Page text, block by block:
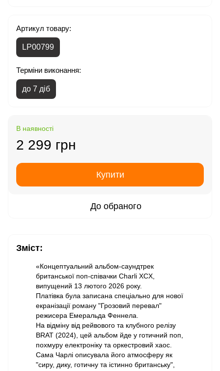
Артикул товару:
LP00799
Терміни виконання:
до 7 діб
В наявності
2 299 грн
Купити
До обраного
Зміст:
«Концептуальний альбом-саундтрек
британської поп-співачки Charli XCX,
випущений 13 лютого 2026 року.
Платівка була записана спеціально для нової
екранізації роману "Грозовий перевал"
режисера Емеральда Феннела.
На відміну від рейвового та клубного релізу
BRAT (2024), цей альбом йде у готичний поп,
похмуру електроніку та оркестровий хаос.
Сама Чарлі описувала його атмосферу як
"сиру, дику, готичну та істинно британську",